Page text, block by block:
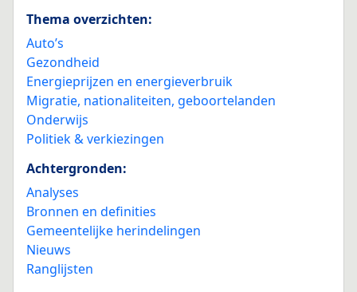
Thema overzichten:
Auto’s
Gezondheid
Energieprijzen en energieverbruik
Migratie, nationaliteiten, geboortelanden
Onderwijs
Politiek & verkiezingen
Achtergronden:
Analyses
Bronnen en definities
Gemeentelijke herindelingen
Nieuws
Ranglijsten